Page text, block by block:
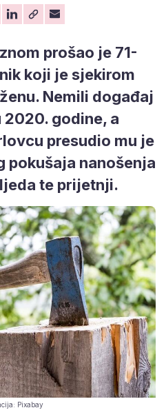
prošao je 71-
koji je sjekirom
Nemili događaj
2020. godine, a
presudio mu je
pokušaja nanošenja
te prijetnji.
Pixabay